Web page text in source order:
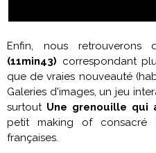
Enfin, nous retrouverons
(11min43) correspondant
que de vraies nouveauté
Galeries d'images, un jeu
surtout Une grenouille qui
petit making of consacré
françaises.